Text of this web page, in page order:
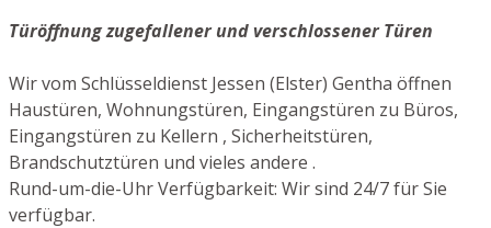
Türöffnung zugefallener und verschlossener Türen
Wir vom Schlüsseldienst Jessen (Elster) Gentha öffnen
Haustüren, Wohnungstüren, Eingangstüren zu Büros,
Eingangstüren zu Kellern , Sicherheitstüren,
Brandschutztüren und vieles andere .
Rund-um-die-Uhr Verfügbarkeit: Wir sind 24/7 für Sie
verfügbar.